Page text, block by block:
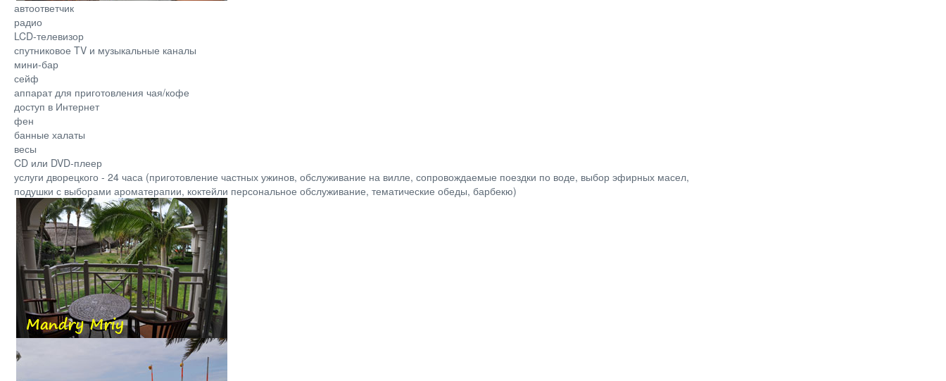
автоответчик
радио
LCD-телевизор
спутниковое TV и музыкальные каналы
мини-бар
сейф
аппарат для приготовления чая/кофе
доступ в Интернет
фен
банные халаты
весы
CD или DVD-плеер
услуги дворецкого - 24 часа (приготовление частных ужинов, обслуживание на вилле, сопровождаемые поездки по воде, выбор эфирных масел,
подушки с выборами ароматерапии, коктейли персональное обслуживание, тематические обеды, барбекю)